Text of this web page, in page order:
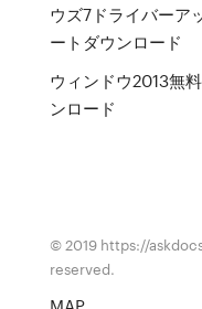
ウズ7ドライバーア
ートダウンロード
ウィンドウ2013無
ンロード
© 2019 https://
reserved.